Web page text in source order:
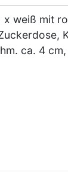
weiß mit
ca. 4